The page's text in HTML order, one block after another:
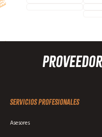
Servicios profesionales
Asesores